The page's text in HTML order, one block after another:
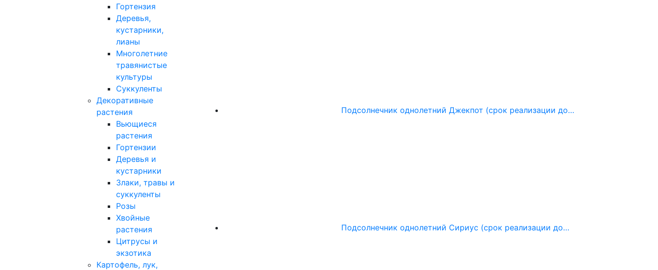
Гортензия
Деревья,
кустарники,
лианы
Многолетние
травянистые
культуры
Суккуленты
Декоративные
растения
Вьющиеся
растения
Гортензии
Деревья и
кустарники
Злаки, травы и
суккуленты
Розы
Хвойные
растения
Цитрусы и
экзотика
Картофель, лук,
Подсолнечник однолетний Джекпот (срок реализации до…
Подсолнечник однолетний Сириус (срок реализации до…